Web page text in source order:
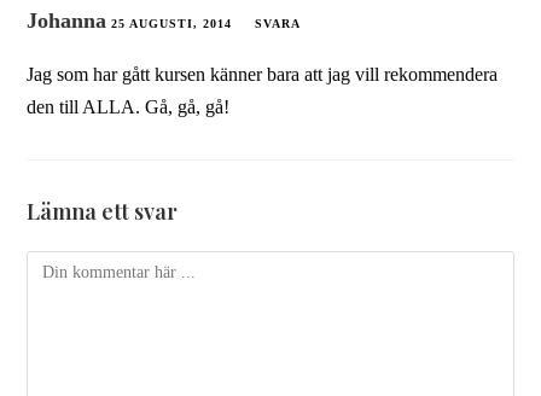
Johanna 25 AUGUSTI, 2014 SVARA
Jag som har gått kursen känner bara att jag vill rekommendera
den till ALLA. Gå, gå, gå!
Lämna ett svar